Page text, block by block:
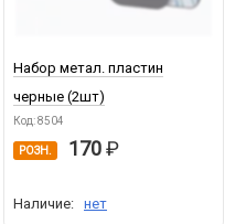
Набор метал. пластин
черные (2шт)
Код: 8504
РОЗН. 170
Наличие: нет